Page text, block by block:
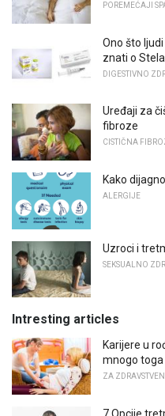
POREMEĆAJI
Ono što
znati o
DIGESTIVNO
Uređaji za
fibroze
CISTIČNA
Kako
ALERGIJE
Uzroci i
SEKSUALNO
Intresting articles
Karijere u
mnogo toga
ZA